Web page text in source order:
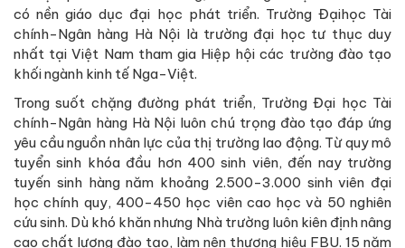
có nền giáo dục đại học phát triển. Trường Đạihọc Tài
chính-Ngân hàng Hà Nội là trường đại học tư thục duy
nhất tại Việt Nam tham gia Hiệp hội các trường đào tạo
khối ngành kinh tế Nga-Việt.
Trong suốt chặng đường phát triển, Trường Đại học Tài
chính-Ngân hàng Hà Nội luôn chú trọng đào tạo đáp ứng
yêu cầu nguồn nhân lực của thị trường lao động. Từ quy mô
tuyển sinh khóa đầu hơn 400 sinh viên, đến nay trường
tuyến sinh hàng năm khoảng 2.500-3.000 sinh viên đại
học chính quy, 400-450 học viên cao học và 50 nghiên
cứu sinh. Dù khó khăn nhưng Nhà trường luôn kiên định nâng
cao chất lượng đào tạo, làm nên thương hiệu FBU. 15 năm